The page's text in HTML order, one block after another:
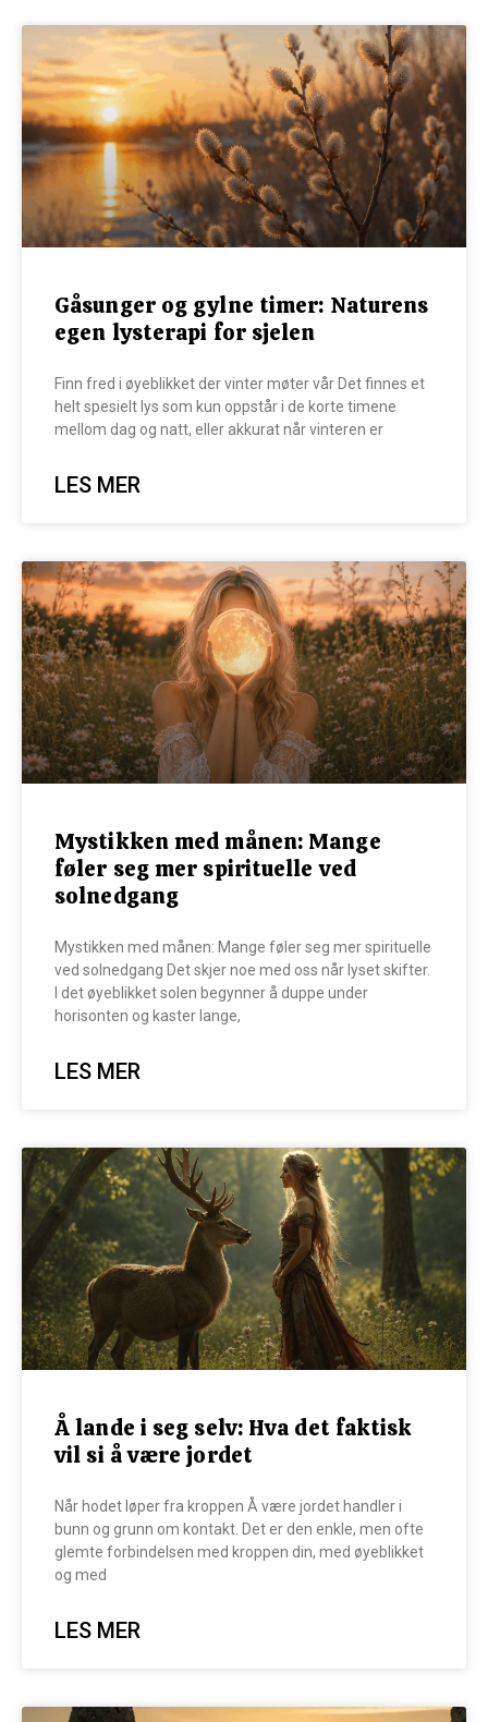
Gåsunger og gylne timer: Naturens
egen lysterapi for sjelen
Finn fred i øyeblikket der vinter møter vår Det finnes et
helt spesielt lys som kun oppstår i de korte timene
mellom dag og natt, eller akkurat når vinteren er
LES MER
Mystikken med månen: Mange
føler seg mer spirituelle ved
solnedgang
Mystikken med månen: Mange føler seg mer spirituelle
ved solnedgang Det skjer noe med oss når lyset skifter.
I det øyeblikket solen begynner å duppe under
horisonten og kaster lange,
LES MER
Å lande i seg selv: Hva det faktisk
vil si å være jordet
Når hodet løper fra kroppen Å være jordet handler i
bunn og grunn om kontakt. Det er den enkle, men ofte
glemte forbindelsen med kroppen din, med øyeblikket
og med
LES MER